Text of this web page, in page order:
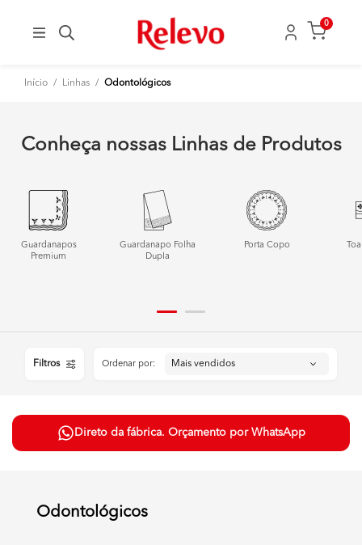
0
Início / Linhas / Odontológicos
Conheça nossas Linhas de Produtos
Guardanapos
Premium
Guardanapo Folha
Dupla
Porta Copo
Filtros Ordenar por:
Direto da fábrica. Orçamento por WhatsApp
Odontológicos